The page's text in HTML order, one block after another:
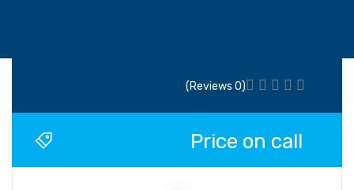
(0 Reviews)
Price on call